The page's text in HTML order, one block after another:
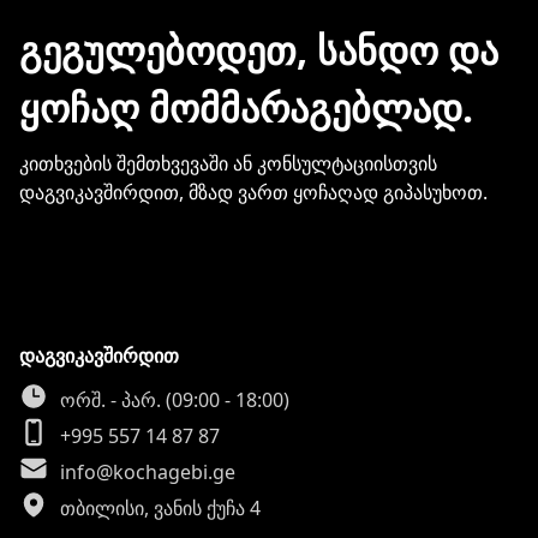
მონაცემების და სხვა პირადი
ინფორმაციის გაზიარება.
ᲒᲔᲒᲣᲚᲔᲑᲝᲓᲔᲗ, ᲡᲐᲜᲓᲝ ᲓᲐ
ᲧᲝᲩᲐᲦ ᲛᲝᲛᲛᲐᲠᲐᲒᲔᲑᲚᲐᲓ.
კითხვების შემთხვევაში ან კონსულტაციისთვის
დაგვიკავშირდით, მზად ვართ ყოჩაღად გიპასუხოთ.
დაგვიკავშირდით
ორშ. - პარ. (09:00 - 18:00)
+995 557 14 87 87
info@kochagebi.ge
თბილისი, ვანის ქუჩა 4